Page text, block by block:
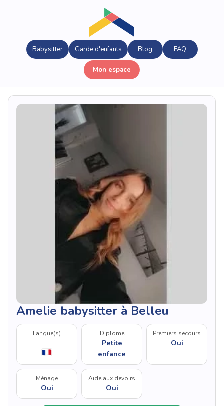
Babysitter Garde d'enfants Blog FAQ
Mon espace
Amelie babysitter à Belleu
Langue(s) Diplome
Petite
enfance
Premiers secours
Oui
Ménage
Oui
Aide aux devoirs
Oui